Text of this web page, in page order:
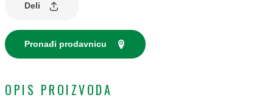
Deli
Pronađi prodavnicu
OPIS PROIZVODA